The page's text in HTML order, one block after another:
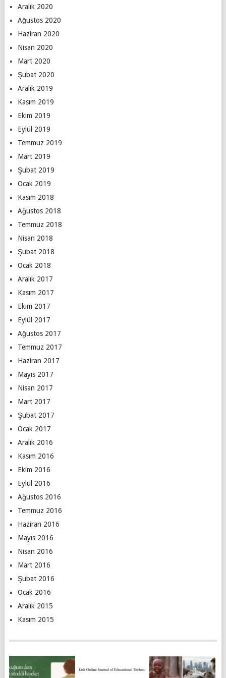
Aralık 2020
Ağustos 2020
Haziran 2020
Nisan 2020
Mart 2020
Şubat 2020
Aralık 2019
Kasım 2019
Ekim 2019
Eylül 2019
Temmuz 2019
Mart 2019
Şubat 2019
Ocak 2019
Kasım 2018
Ağustos 2018
Temmuz 2018
Nisan 2018
Şubat 2018
Ocak 2018
Aralık 2017
Kasım 2017
Ekim 2017
Eylül 2017
Ağustos 2017
Temmuz 2017
Haziran 2017
Mayıs 2017
Nisan 2017
Mart 2017
Şubat 2017
Ocak 2017
Aralık 2016
Kasım 2016
Ekim 2016
Eylül 2016
Ağustos 2016
Temmuz 2016
Haziran 2016
Mayıs 2016
Nisan 2016
Mart 2016
Şubat 2016
Ocak 2016
Aralık 2015
Kasım 2015